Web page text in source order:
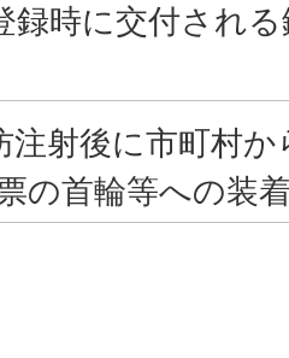
録時に交付され
注射後に市町村
の首輪等への装